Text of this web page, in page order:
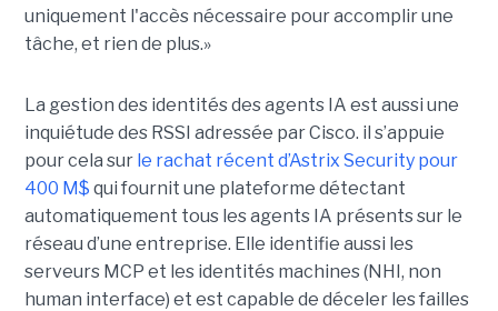
uniquement l'accès nécessaire pour accomplir une
tâche, et rien de plus.»
La gestion des identités des agents IA est aussi une
inquiétude des RSSI adressée par Cisco. il s’appuie
pour cela sur le rachat récent d’Astrix Security pour
400 M$ qui fournit une plateforme détectant
automatiquement tous les agents IA présents sur le
réseau d’une entreprise. Elle identifie aussi les
serveurs MCP et les identités machines (NHI, non
human interface) et est capable de déceler les failles